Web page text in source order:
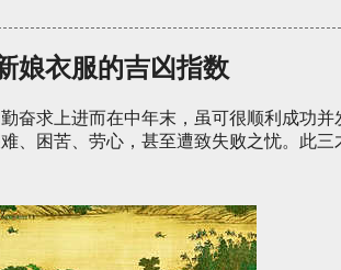
娘衣服的吉凶指数
奋求上进而在中年末，虽可很顺利成功
、困苦、劳心，甚至遭致失败之忧。此